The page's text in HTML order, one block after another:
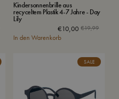
Kindersonnenbrille aus
recyceltem Plastik 4-7 Jahre - Day
Lily
€19,99
€10,00
In den Warenkorb
SALE